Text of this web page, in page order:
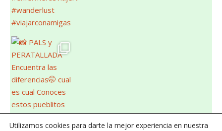
Utilizamos cookies para darte la mejor experiencia en nuestra